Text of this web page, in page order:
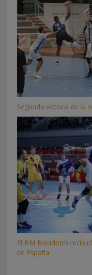
Segunda victoria de la
El BM Benidorm
de España